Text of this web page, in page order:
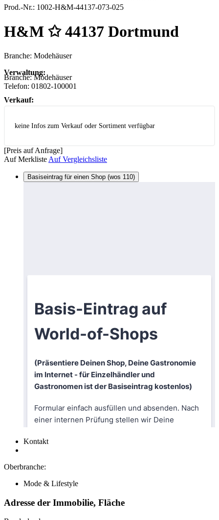
Prod.-Nr.: 1002-H&M-44137-073-025
H&M ✩ 44137 Dortmund
Branche: Modehäuser
Verwaltung:
Branche:Modehäuser
Telefon: 01802-100001
Verkauf:
keine Infos zum Verkauf oder Sortiment verfügbar
[Preis auf Anfrage]
Auf Merkliste Auf Vergleichsliste
Basiseintrag für einen Shop (wos 110)
Kontakt
Oberbranche:
Mode & Lifestyle
Adresse der Immobilie, Fläche